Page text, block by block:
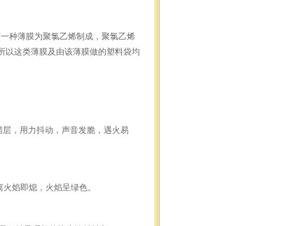
种薄膜为聚氯乙烯制成，聚氯乙烯
以这类薄膜及由该薄膜做的塑料袋均
，用力抖动，声音发脆，遇火易
焰即熄，火焰呈绿色。